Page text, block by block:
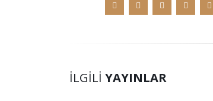
İLGILI YAYINLAR